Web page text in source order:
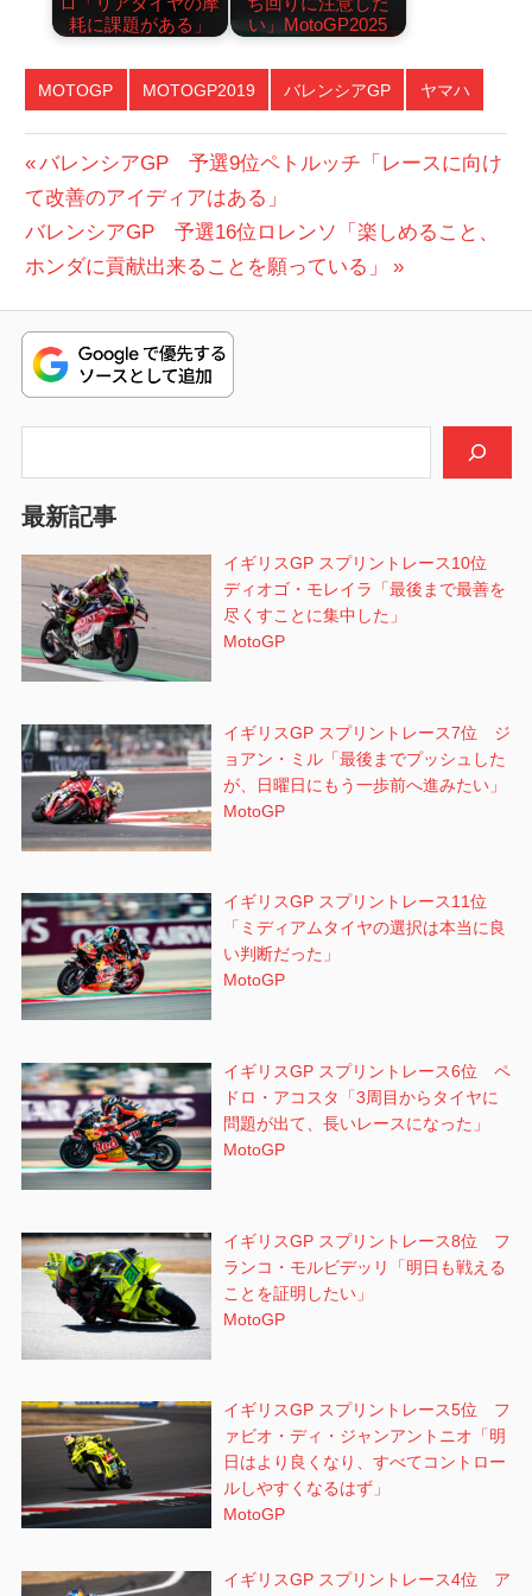
耗に課題がある」
い」MotoGP2025
MOTOGP MOTOGP2019 バレンシアGP ヤマハ
投
稿
ナ
ビ
ゲ
ー
ン
前
の
投
稿:
バレンシアGP 予選9位ペトルッチ「レースに向け
て改善のアイディアはある」
次
の
稿:
バレンシアGP 予選16位ロレンソ「楽しめること、
ホンダに貢献出来ることを願っている」
最新記事
イギリスGP スプリントレース10位
ディオゴ・モレイラ「最後まで最善を
尽くすことに集中した」
MotoGP
イギリスGP スプリントレース7位 ジ
ョアン・ミル「最後までプッシュした
が、日曜日にもう一歩前へ進みたい」
MotoGP
イギリスGP スプリントレース11位
「ミディアムタイヤの選択は本当に良
い判断だった」
MotoGP
イギリスGP スプリントレース6位 ペ
ドロ・アコスタ「3周目からタイヤに
問題が出て、長いレースになった」
MotoGP
イギリスGP スプリントレース8位 フ
ランコ・モルビデッリ「明日も戦える
ことを証明したい」
MotoGP
イギリスGP スプリントレース5位 フ
ァビオ・ディ・ジャンアントニオ「明
日はより良くなり、すべてコントロー
ルしやすくなるはず」
MotoGP
イギリスGP スプリントレース4位 ア